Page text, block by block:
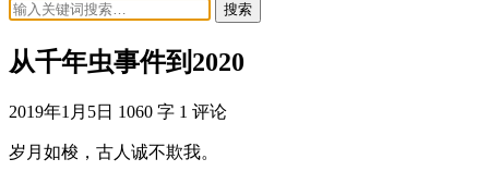
搜索
从千年虫事件到2020
2019年1月5日 1060 字 1 评论
岁月如梭，古人诚不欺我。